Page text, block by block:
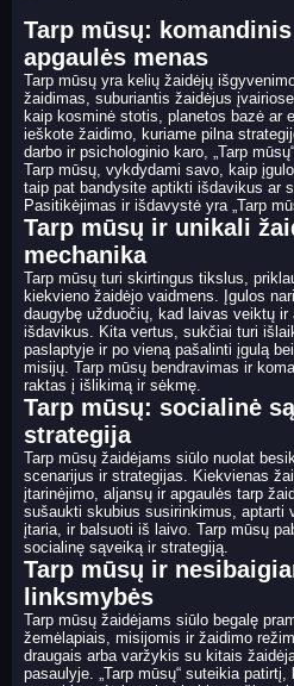
Tarp mūsų:
apgaulės menas
Tarp mūsų yra kelių žaidėjų
žaidimas, suburiantis žaidėjus
kaip kosminė stotis, planetos bazė ar
ieškote žaidimo, kuriame pilna
darbo ir psichologinio karo, „Tarp
Tarp mūsų, vykdydami savo, kaip
taip pat bandysite aptikti išdavikus ar
Pasitikėjimas ir išdavystė yra „Tarp
Tarp mūsų ir unikali
mechanika
Tarp mūsų turi skirtingus tikslus,
kiekvieno žaidėjo vaidmens. Įgulos
daugybę užduočių, kad laivas veiktų ir
išdavikus. Kita vertus, sukčiai turi
paslaptyje ir po vieną pašalinti įgulą
misijų. Tarp mūsų bendravimas ir
raktas į išlikimą ir sėkmę.
Tarp mūsų: socialinė
strategija
Tarp mūsų žaidėjams siūlo nuolat
scenarijus ir strategijas. Kiekvienas
įtarinėjimo, aljansų ir apgaulės tarp
sušaukti skubius susirinkimus, aptarti
įtaria, ir balsuoti iš laivo. Tarp mūsų
socialinę sąveiką ir strategiją.
Tarp mūsų ir
linksmybės
Tarp mūsų žaidėjams siūlo begalę
žemėlapiais, misijomis ir žaidimo
draugais arba varžykis su kitais
pasaulyje. „Tarp mūsų“ suteikia patirtį,